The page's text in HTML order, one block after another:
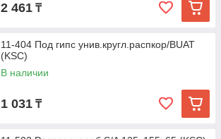
2 461 ₸
11-404 Под гипс унив.кругл.распкор/BUAT
(KSC)
В наличии
1 031 ₸